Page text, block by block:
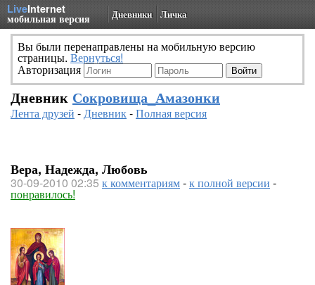
LiveInternet
мобильная версия Дневники Личка
Вы были перенаправлены на мобильную версию
страницы. Вернуться!
Авторизация
Дневник Сокровища_Амазонки
Лента друзей -Дневник-Полная версия
Вера, Надежда, Любовь
30-09-2010 02:35 к комментариям-к полной версии -
понравилось!